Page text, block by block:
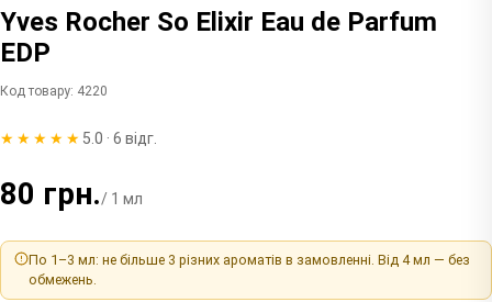
Yves Rocher So Elixir Eau de Parfum
EDP
Код товару: 4220
★★★★★ 5.0 · 6 відг.
80 грн./ 1 мл
По 1–3 мл: не більше 3 різних ароматів в замовленні. Від 4 мл — без
обмежень.